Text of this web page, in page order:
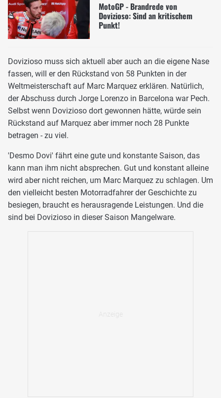
MotoGP - Brandrede von
Dovizioso: Sind an kritischem
Punkt!
Dovizioso muss sich aktuell aber auch an die eigene Nase
fassen, will er den Rückstand von 58 Punkten in der
Weltmeisterschaft auf Marc Marquez erklären. Natürlich,
der Abschuss durch Jorge Lorenzo in Barcelona war Pech.
Selbst wenn Dovizioso dort gewonnen hätte, würde sein
Rückstand auf Marquez aber immer noch 28 Punkte
betragen - zu viel.
'Desmo Dovi' fährt eine gute und konstante Saison, das
kann man ihm nicht absprechen. Gut und konstant alleine
wird aber nicht reichen, um Marc Marquez zu schlagen. Um
den vielleicht besten Motorradfahrer der Geschichte zu
besiegen, braucht es herausragende Leistungen. Und die
sind bei Dovizioso in dieser Saison Mangelware.